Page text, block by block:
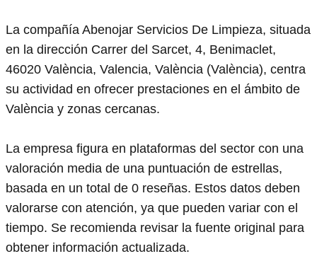
La compañía Abenojar Servicios De Limpieza, situada
en la dirección Carrer del Sarcet, 4, Benimaclet,
46020 València, Valencia, València (València), centra
su actividad en ofrecer prestaciones en el ámbito de
València y zonas cercanas.
La empresa figura en plataformas del sector con una
valoración media de una puntuación de estrellas,
basada en un total de 0 reseñas. Estos datos deben
valorarse con atención, ya que pueden variar con el
tiempo. Se recomienda revisar la fuente original para
obtener información actualizada.